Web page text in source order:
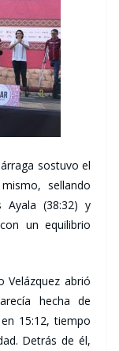
sostuvo el
sellando
Ayala (38:32) y
un equilibrio
Velázquez abrió
hecha de
15:12, tiempo
Detrás de él,